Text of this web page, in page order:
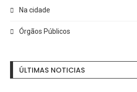
Na cidade
Órgãos Públicos
ÚLTIMAS NOTICIAS